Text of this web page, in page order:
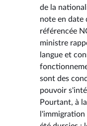
de la
note en date
référencée
ministre
langue et
sont des
pouvoir
Pourtant, à
l'immigration